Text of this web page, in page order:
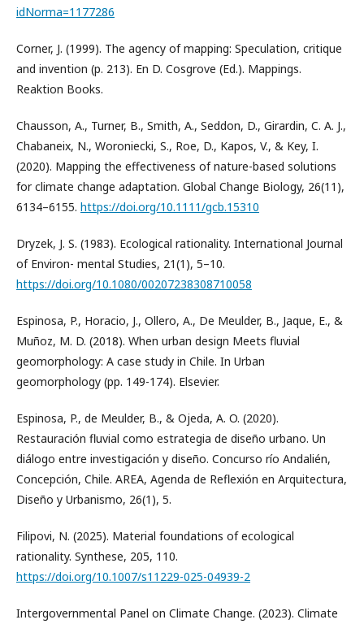
idNorma=1177286
Corner, J. (1999). The agency of mapping: Speculation, critique
and invention (p. 213). En D. Cosgrove (Ed.). Mappings.
Reaktion Books.
Chausson, A., Turner, B., Smith, A., Seddon, D., Girardin, C. A. J.,
Chabaneix, N., Woroniecki, S., Roe, D., Kapos, V., & Key, I.
(2020). Mapping the effectiveness of nature-based solutions
for climate change adaptation. Global Change Biology, 26(11),
6134–6155. https://doi.org/10.1111/gcb.15310
Dryzek, J. S. (1983). Ecological rationality. International Journal
of Environ- mental Studies, 21(1), 5–10.
https://doi.org/10.1080/00207238308710058
Espinosa, P., Horacio, J., Ollero, A., De Meulder, B., Jaque, E., &
Muñoz, M. D. (2018). When urban design Meets fluvial
geomorphology: A case study in Chile. In Urban
geomorphology (pp. 149-174). Elsevier.
Espinosa, P., de Meulder, B., & Ojeda, A. O. (2020).
Restauración fluvial como estrategia de diseño urbano. Un
diálogo entre investigación y diseño. Concurso río Andalién,
Concepción, Chile. AREA, Agenda de Reflexión en Arquitectura,
Diseño y Urbanismo, 26(1), 5.
Filipovi, N. (2025). Material foundations of ecological
rationality. Synthese, 205, 110.
https://doi.org/10.1007/s11229-025-04939-2
Intergovernmental Panel on Climate Change. (2023). Climate